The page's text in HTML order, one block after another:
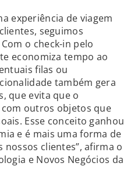
experiência de viagem
seguimos
o check-in pelo
economiza tempo ao
filas ou
também gera
que evita que o
outros objetos que
Esse conceito ganhou
e é mais uma forma de
clientes”, afirma o
e Novos Negócios da